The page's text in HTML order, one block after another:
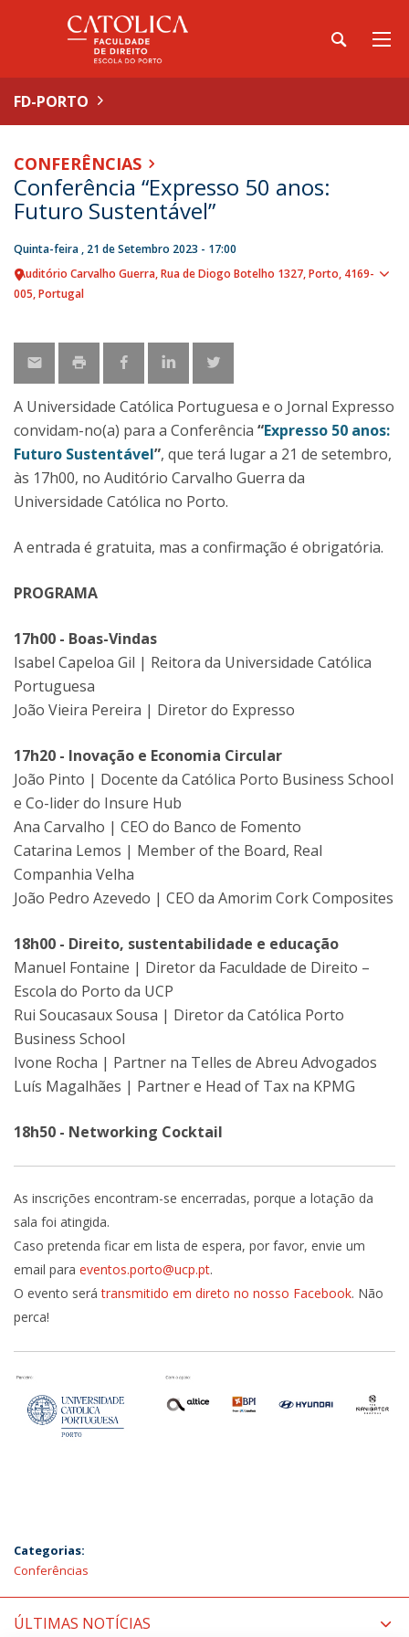
FD-PORTO
CONFERÊNCIAS
Conferência “Expresso 50 anos:
Futuro Sustentável”
Quinta-feira , 21 de Setembro 2023 - 17:00
Auditório Carvalho Guerra Rua de Diogo Botelho 1327 Porto 4169-
005 Portugal
A Universidade Católica Portuguesa e o Jornal Expresso
convidam-no(a) para a Conferência “Expresso 50 anos:
Futuro Sustentável”, que terá lugar a 21 de setembro,
às 17h00, no Auditório Carvalho Guerra da
Universidade Católica no Porto.
A entrada é gratuita, mas a confirmação é obrigatória.
PROGRAMA
17h00 - Boas-Vindas
Isabel Capeloa Gil | Reitora da Universidade Católica
Portuguesa
João Vieira Pereira | Diretor do Expresso
17h20 - Inovação e Economia Circular
João Pinto | Docente da Católica Porto Business School
e Co-lider do Insure Hub
Ana Carvalho | CEO do Banco de Fomento
Catarina Lemos | Member of the Board, Real
Companhia Velha
João Pedro Azevedo | CEO da Amorim Cork Composites
18h00 - Direito, sustentabilidade e educação
Manuel Fontaine | Diretor da Faculdade de Direito –
Escola do Porto da UCP
Rui Soucasaux Sousa | Diretor da Católica Porto
Business School
Ivone Rocha | Partner na Telles de Abreu Advogados
Luís Magalhães | Partner e Head of Tax na KPMG
18h50 - Networking Cocktail
As inscrições encontram-se encerradas, porque a lotação da
sala foi atingida.
Caso pretenda ficar em lista de espera, por favor, envie um
email para eventos.porto@ucp.pt.
O evento serátransmitido em direto no nosso Facebook. Não
perca!
Categorias:
Conferências
ÚLTIMAS NOTÍCIAS